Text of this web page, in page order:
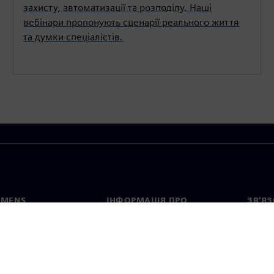
захисту, автоматизації та розподілу. Наші
вебінари пропонують сценарії реального життя
та думки спеціалістів.
ІНФОРМАЦІЯ ПРО